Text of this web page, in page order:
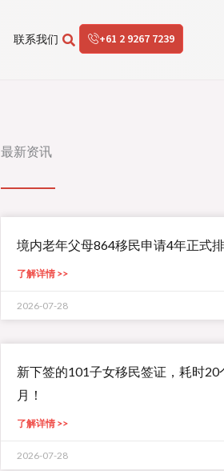
联系我们 +61 2 9267 7239
最新资讯
境内老年父母864移民申请4年正式
了解详情 >>
2026-07-28
新下签的101子女移民签证，耗时20
月！
了解详情 >>
2026-07-28